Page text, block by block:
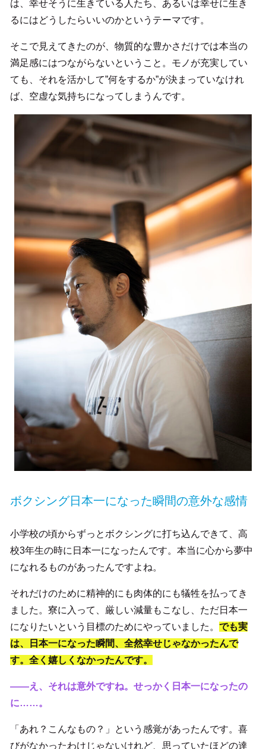
は、幸せそうに生きている人たち、あるいは幸せに生き
るにはどうしたらいいのかというテーマです。
そこで見えてきたのが、物質的な豊かさだけでは本当の
満足感にはつながらないということ。モノが充実してい
ても、それを活かして”何をするか”が決まっていなけれ
ば、空虚な気持ちになってしまうんです。
ボクシング日本一になった瞬間の意外な感情
小学校の頃からずっとボクシングに打ち込んできて、高
校3年生の時に日本一になったんです。本当に心から夢中
になれるものがあったんですよね。
それだけのために精神的にも肉体的にも犠牲を払ってき
ました。寮に入って、厳しい減量もこなし、ただ日本一
になりたいという目標のためにやっていました。 でも実
は、日本一になった瞬間、全然幸せじゃなかったんで
す。全く嬉しくなかったんです。
――え、それは意外ですね。せっかく日本一になったの
に……。
「あれ？こんなもの？」という感覚があったんです。喜
びがなかったわけじゃないけれど、思っていたほどの達